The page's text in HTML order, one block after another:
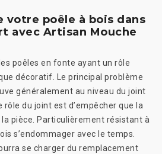
votre poêle à bois dans
avec Artisan Mouche
poêles en fonte ayant un rôle
décoratif. Le principal problème
généralement au niveau du joint
rôle du joint est d’empêcher que la
pièce. Particulièrement résistant à
s’endommager avec le temps.
se charger du remplacement